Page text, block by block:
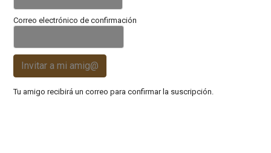
Correo electrónico de confirmación
Invitar a mi amig@
Tu amigo recibirá un correo para confirmar la suscripción.